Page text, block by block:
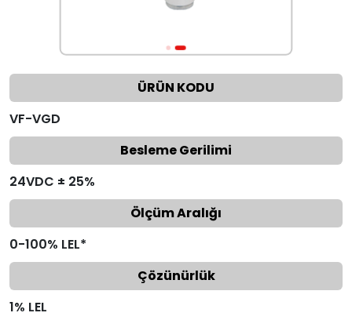
ÜRÜN KODU
VF-VGD
Besleme Gerilimi
24VDC ± 25%
Ölçüm Aralığı
0-100% LEL*
Çözünürlük
1% LEL